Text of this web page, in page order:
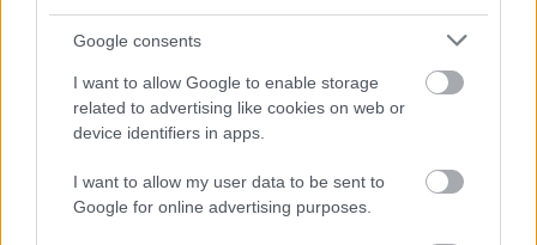
Google consents
I want to allow Google to enable storage
related to advertising like cookies on web or
device identifiers in apps.
I want to allow my user data to be sent to
Google for online advertising purposes.
meghódította az egész sztárvilágot